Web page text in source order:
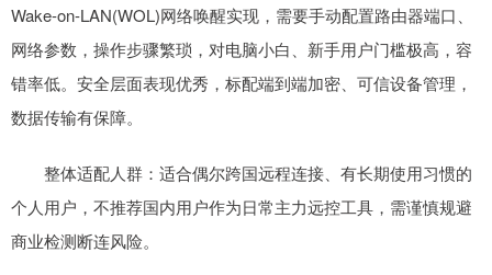
Wake-on-LAN(WOL)网络唤醒实现，需要手动配置路由器端口、
网络参数，操作步骤繁琐，对电脑小白、新手用户门槛极高，容
错率低。安全层面表现优秀，标配端到端加密、可信设备管理，
数据传输有保障。
整体适配人群：适合偶尔跨国远程连接、有长期使用习惯的
个人用户，不推荐国内用户作为日常主力远控工具，需谨慎规避
商业检测断连风险。